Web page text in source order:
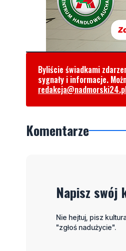
Byliście świadkami
sygnały i informacje.
Komentarze
Napisz swój
Nie hejtuj, pisz
"zgłoś nadużycie".